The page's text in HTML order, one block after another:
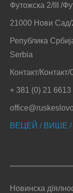
Футожска 2/III /
21000 Нови
Република
Serbia
Контакт/
+ 381 (0) 21 6613
ВЕЦЕЙ / ВИШЕ /
Новинска